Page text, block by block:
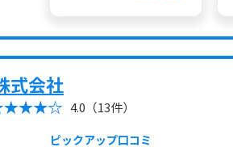
式会社
4.0 （13件）
ピックアップ口コミ